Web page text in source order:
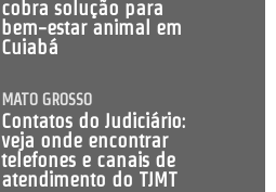
cobra solução para
bem-estar animal em
Cuiabá
MATO GROSSO
Contatos do Judiciário:
veja onde encontrar
telefones e canais de
atendimento do TJMT